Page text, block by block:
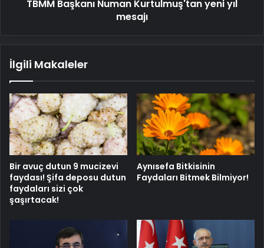
TBMM Başkanı Numan Kurtulmuş'tan yeni yıl
mesajı
İlgili Makaleler
Bir avuç dutun 9 mucizevi
faydası! Şifa deposu dutun
faydaları sizi çok
şaşırtacak!
Aynısefa Bitkisinin
Faydaları Bitmek Bilmiyor!